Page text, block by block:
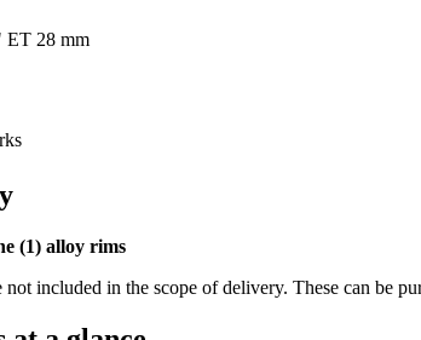
ET 28 mm
(1) alloy rims
included in the scope of delivery. These can be